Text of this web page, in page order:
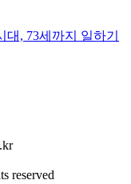
대, 73세까지 일하기
reserved